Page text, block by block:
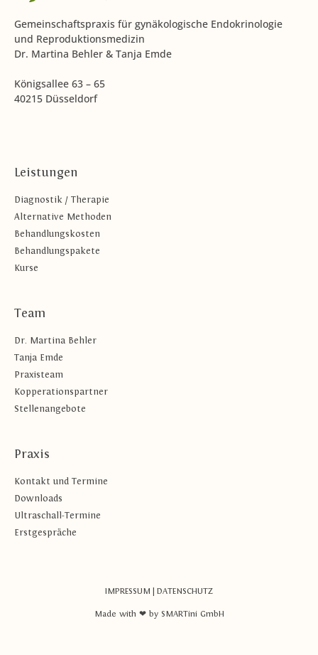
Gemeinschaftspraxis für gynäkologische Endokrinologie
und Reproduktionsmedizin
Dr. Martina Behler & Tanja Emde
Königsallee 63 – 65
40215 Düsseldorf
Leistungen
Diagnostik / Therapie
Alternative Methoden
Behandlungskosten
Behandlungspakete
Kurse
Team
Dr. Martina Behler
Tanja Emde
Praxisteam
Kopperationspartner
Stellenangebote
Praxis
Kontakt und Termine
Downloads
Ultraschall-Termine
Erstgespräche
IMPRESSUM DATENSCHUTZ
Made with ❤ by SMARTini GmbH